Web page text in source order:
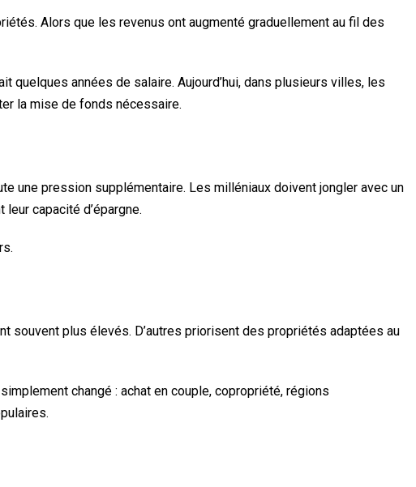
Alors que les revenus ont augmenté graduellement au fil des
quelques années de salaire. Aujourd’hui, dans plusieurs villes, les
la mise de fonds nécessaire.
une pression supplémentaire. Les milléniaux doivent jongler avec un
capacité d’épargne.
souvent plus élevés. D’autres priorisent des propriétés adaptées au
changé : achat en couple, copropriété, régions